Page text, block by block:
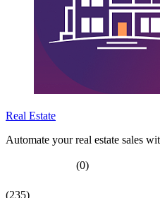
Real Estate
Automate your real estate sales
(0)
(235)